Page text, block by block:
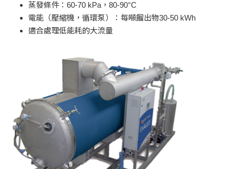
蒸發條件：60-70 kPa，80-90°C
電能（壓縮機，循環泵）：每噸餾出物30-50 kWh
適合處理低能耗的大流量